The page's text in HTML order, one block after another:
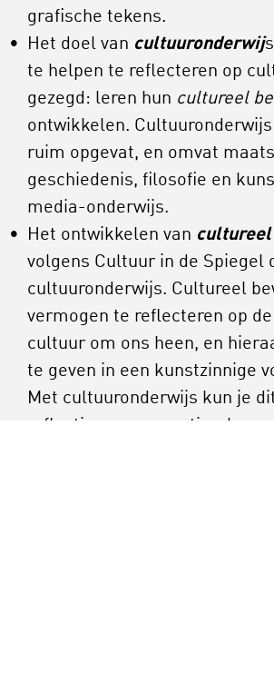
grafische tekens.
Het doel van cultuuronderwij
te helpen te reflecteren op
gezegd: leren hun cultureel
ontwikkelen.
ruim opgevat, en omvat
geschiedenis, filosofie en
media-onderwijs.
Het ontwikkelen van
volgens Cultuur in de Spiegel
cultuuronderwijs. Cultureel
vermogen te reflecteren op
cultuur om ons heen, en
te geven in een kunstzinnige
Met cultuuronderwijs kun je
reflectievermogen stimuleren.